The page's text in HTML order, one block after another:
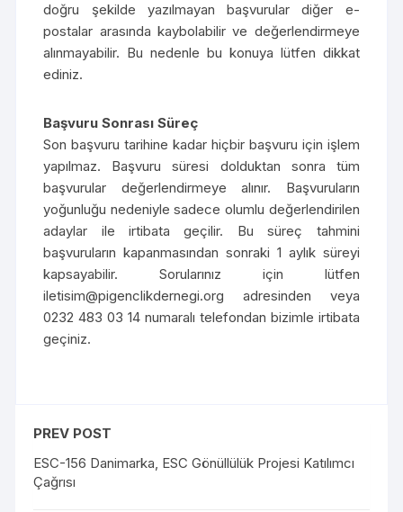
doğru şekilde yazılmayan başvurular diğer e-
postalar arasında kaybolabilir ve değerlendirmeye
alınmayabilir. Bu nedenle bu konuya lütfen dikkat
ediniz.
Başvuru Sonrası Süreç
Son başvuru tarihine kadar hiçbir başvuru için işlem
yapılmaz. Başvuru süresi dolduktan sonra tüm
başvurular değerlendirmeye alınır. Başvuruların
yoğunluğu nedeniyle sadece olumlu değerlendirilen
adaylar ile irtibata geçilir. Bu süreç tahmini
başvuruların kapanmasından sonraki 1 aylık süreyi
kapsayabilir. Sorularınız için lütfen
iletisim@pigenclikdernegi.org adresinden veya
0232 483 03 14 numaralı telefondan bizimle irtibata
geçiniz.
PREV POST
ESC-156 Danimarka, ESC Gönüllülük Projesi Katılımcı
Çağrısı